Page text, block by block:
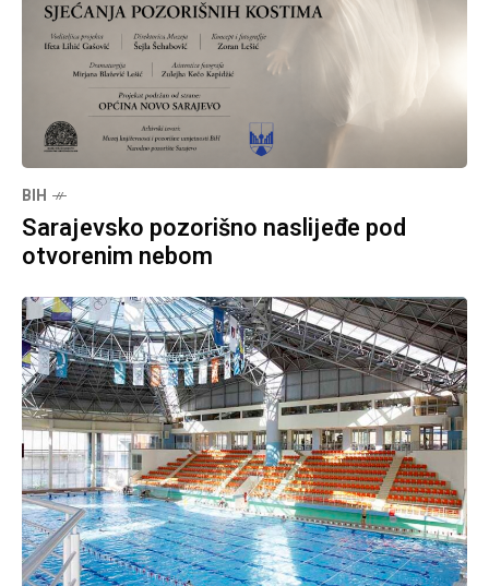
BIH
Sarajevsko pozorišno naslijeđe pod
otvorenim nebom